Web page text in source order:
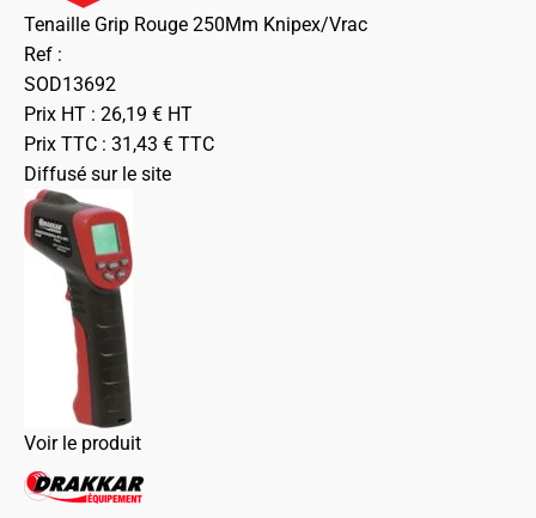
Tenaille Grip Rouge 250Mm Knipex/Vrac
Ref :
SOD13692
Prix HT : 26,19 € HT
Prix TTC : 31,43 € TTC
Diffusé sur le site
Voir le produit